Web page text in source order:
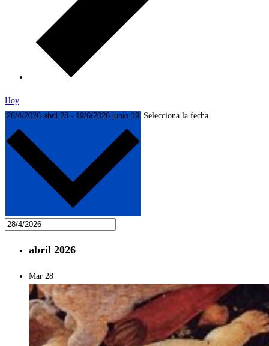
Hoy
28/4/2026 abril 28 - 19/6/2026 junio 19 Selecciona la fecha.
abril 2026
Mar 28